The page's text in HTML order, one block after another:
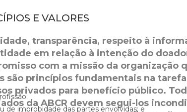
E VALORES​
transparência, respeito à
em relação à intenção do
com a missão da organização
são princípios fundamentais na
privados para benefício público.
da ABCR devem segui-los
de improbidade das partes envolvidas; e